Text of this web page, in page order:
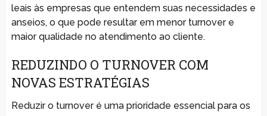
leais às empresas que entendem suas necessidades e
anseios, o que pode resultar em menor turnover e
maior qualidade no atendimento ao cliente.
REDUZINDO O TURNOVER COM
NOVAS ESTRATÉGIAS
Reduzir o turnover é uma prioridade essencial para os